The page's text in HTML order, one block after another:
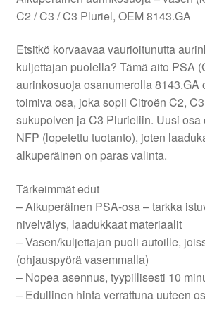
C2 / C3 / C3 Pluriel, OEM 8143.GA
Etsitkö korvaavaa vaurioitunutta
kuljettajan puolella? Tämä aito PSA
aurinkosuoja osanumerolla 8143.GA
toimiva osa, joka sopii Citroën C2,
sukupolven ja C3 Plurieliin. Uusi osa
NFP (lopetettu tuotanto), joten
alkuperäinen on paras valinta.
Tärkeimmät edut
– Alkuperäinen PSA-osa – tarkka
nivelvälys, laadukkaat materiaalit
– Vasen/kuljettajan puoli autoille,
(ohjauspyörä vasemmalla)
– Nopea asennus, tyypillisesti 10
– Edullinen hinta verrattuna uuteen